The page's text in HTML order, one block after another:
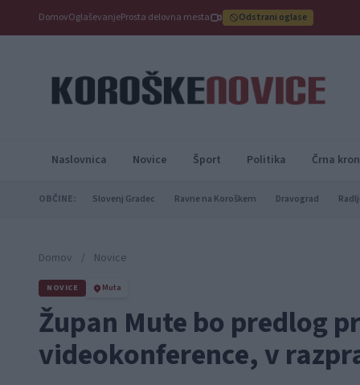
DomovOglaševanjeProsta delovna mesta Odstrani oglase
Naslovnica Novice Šport Politika Črna
OBČINE: Slovenj Gradec Ravne na Koroškem Dravograd
Domov / Novice
NOVICE Muta
Župan Mute bo predlog
videokonference, v